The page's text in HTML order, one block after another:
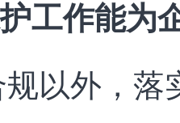
工作能为
以外，落